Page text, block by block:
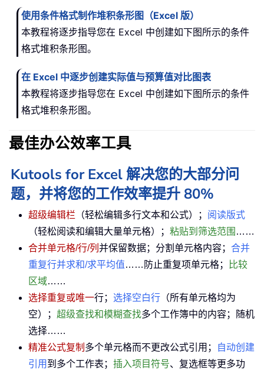
使用条件格式制作堆积条形图（Excel 版）
本教程将逐步指导您在 Excel 中创建如下图所示的条件
格式堆积条形图。
在 Excel 中逐步创建实际值与预算值对比图表
本教程将逐步指导您在 Excel 中创建如下图所示的条件
格式堆积条形图。
最佳办公效率工具
Kutools for Excel 解决您的大部分问
题，并将您的工作效率提升 80%
超级编辑栏 （轻松编辑多行文本和公式）； 阅读版式
（轻松阅读和编辑大量单元格）； 粘贴到筛选范围 ……
合并单元格/行/列 并保留数据；分割单元格内容； 合并
重复行并求和/求平均值……防止重复项单元格；
比较
区域……
选择重复或唯一行； 选择空白行 （所有单元格均为
空）； 超级查找和模糊查找多个工作簿中的内容；随机
选择……
精准公式复制 多个单元格而不更改公式引用；
自动创建
引用 到多个工作表； 插入项目符号、复选框等更多功